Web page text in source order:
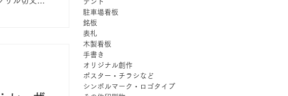
テント
駐車場看板
銘板
表札
木製看板
手書き
オリジナル創作
ポスター・チラシなど
シンボルマーク・ロゴタイプ